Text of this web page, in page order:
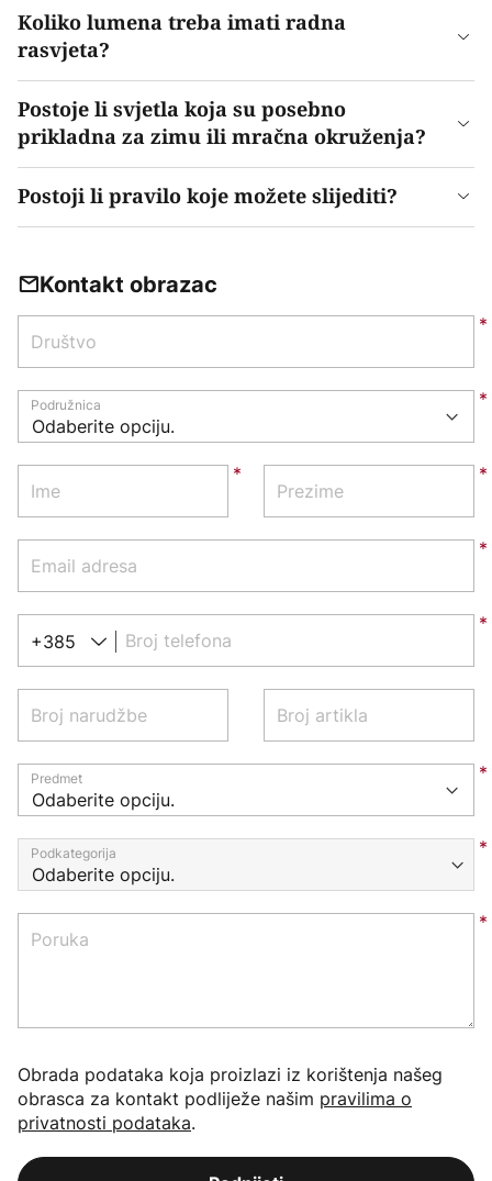
Koliko lumena treba imati radna
rasvjeta?
Postoje li svjetla koja su posebno
prikladna za zimu ili mračna okruženja?
Postoji li pravilo koje možete slijediti?
Kontakt obrazac
Društvo
Podružnica
Ime Prezime
Email adresa
Broj telefona
+385
Broj narudžbe Broj artikla
Predmet
Podkategorija
Poruka
Obrada podataka koja proizlazi iz korištenja našeg
obrasca za kontakt podliježe našim pravilima o
privatnosti podataka.